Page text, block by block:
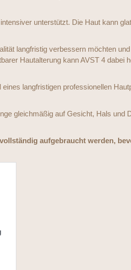
unterstützt. Die Haut kann
langfristig verbessern möchten
Hautalterung kann AVST 4 dabei
langfristigen professionellen
gleichmäßig auf Gesicht, Hals und
aufgebraucht werden,